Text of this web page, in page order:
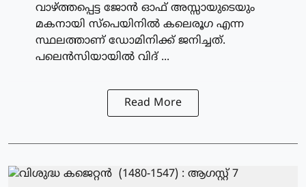
വാഴ്ത്തപ്പെട്ട ജോന്‍ ഓഫ് അസ്സായുടെയും
മകനായി സ്‌പെയിനില്‍ കലെരൂഗ എന്ന
സ്ഥലത്താണ് ഡോമിനിക്ക് ജനിച്ചത്.
പലെന്‍സിയായില്‍ വിദ് ...
Read More